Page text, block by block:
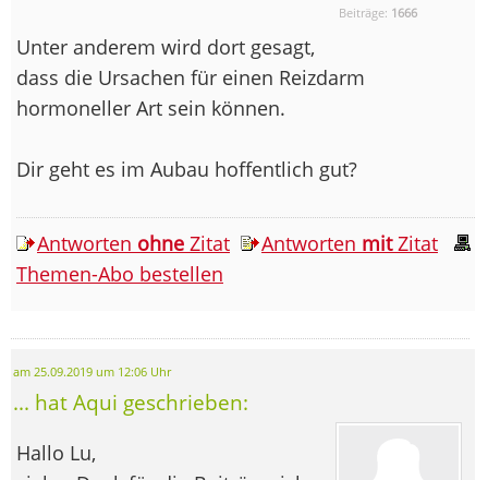
Beiträge: 1666
Unter anderem wird dort gesagt,
dass die Ursachen für einen Reizdarm
hormoneller Art sein können.
Dir geht es im Aubau hoffentlich gut?
Antworten ohne Zitat Antworten mitZitat
Themen-Abo bestellen
am 25.09.2019 um 12:06 Uhr
... hat Aqui geschrieben:
Hallo Lu,